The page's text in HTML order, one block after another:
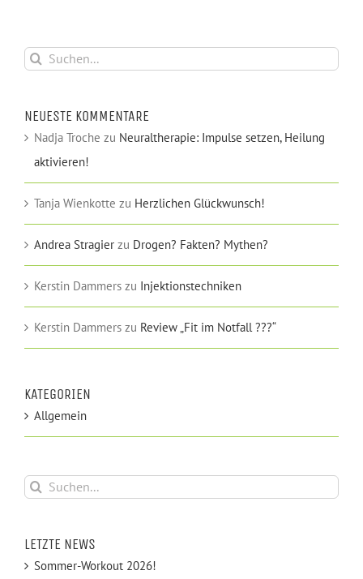
Suche
NEUESTE KOMMENTARE
Nadja Troche zu Neuraltherapie: Impulse setzen, Heilung
aktivieren!
Tanja Wienkotte zu Herzlichen Glückwunsch!
Andrea Stragier zu Drogen? Fakten? Mythen?
Kerstin Dammers zu Injektionstechniken
Kerstin Dammers zu Review „Fit im Notfall ???“
KATEGORIEN
Allgemein
Suche
LETZTE NEWS
Sommer-Workout 2026!